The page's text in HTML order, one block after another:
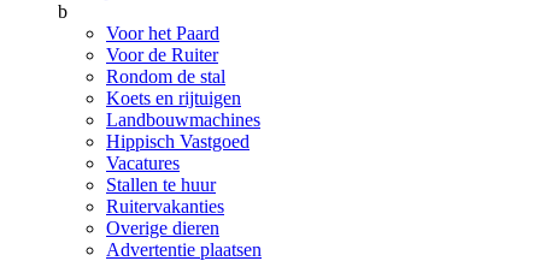
b
Voor het Paard
Voor de Ruiter
Rondom de stal
Koets en rijtuigen
Landbouwmachines
Hippisch Vastgoed
Vacatures
Stallen te huur
Ruitervakanties
Overige dieren
Advertentie plaatsen